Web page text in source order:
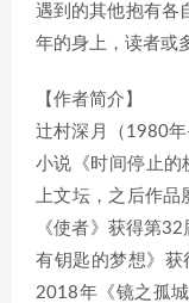
遇到的其他抱有各
年的身上，读者或
【作者简介】
辻村深月（1980
小说《时间停止的
上文坛，之后作
《使者》获得第
有钥匙的梦想》获
2018年《镜之孤